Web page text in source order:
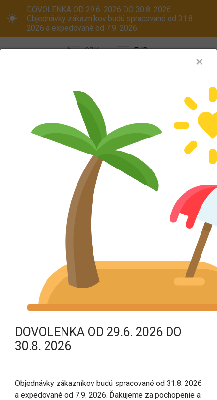
DOVOLENKA OD 29.6. 2026 DO 30.8. 2026
Objednávky zákazníkov budú spracované od 31.8.
2026 a expedované od 7.9. 2026.
CZK EUR
Menu
Oceľové disky ALU kola
Dodáváme aj na Slovensko! Platcom
DPH dodáme tovar bez DPH.
Osobné a SUV
LANDSAIL 4-SEASONS 3 XL
205/55 R16 94V
✕
DOVOLENKA OD 29.6. 2026 DO
30.8. 2026
Objednávky zákazníkov budú spracované od 31.8. 2026
a expedované od 7.9. 2026. Ďakujeme za pochopenie a